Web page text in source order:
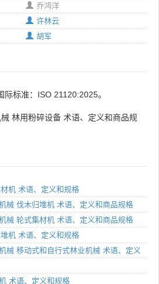
乔鸿洋
许林云
胡军
标准：ISO 21120:2025。
林用粉碎设备 术语、定义和商品规
机 术语、定义和规格
械 伐木归堆机 术语、定义和商品规格
械 轮式集材机 术语、定义和商品规格
机 术语、定义和规格
械 移动式和自行式林业机械 术语、定义
术语、定义和规格